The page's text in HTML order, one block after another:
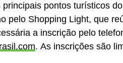
pontos turísticos
pelo Shopping Light, que
a inscrição pelo
. As inscrições são